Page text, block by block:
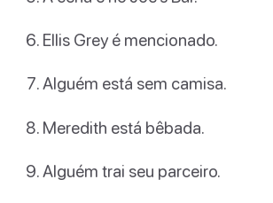
Ellis Grey é mencionado.
Alguém está sem camisa.
Meredith está bêbada.
Alguém trai seu parceiro.